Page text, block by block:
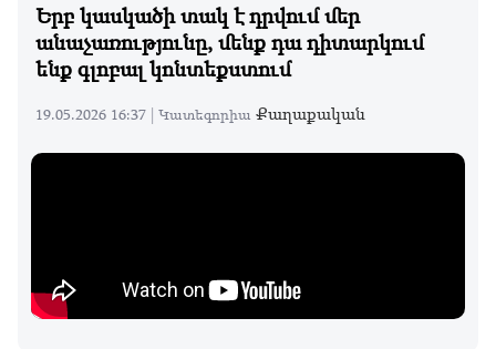
Երբ կասկածի տակ է դրվում մեր
անաչառությունը, մենք դա դիտարկում
ենք գլոբալ կոնտեքստում
19.05.2026 16:37 | Կատեգորիա Քաղաքական